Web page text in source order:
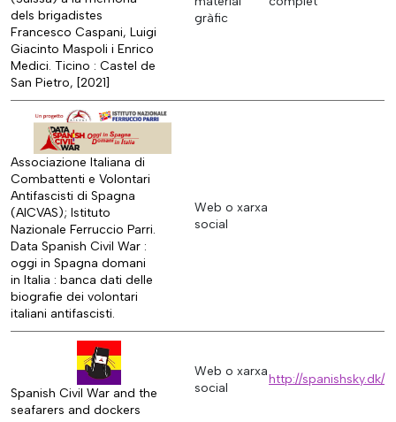
dels brigadistes
Francesco Caspani, Luigi
Giacinto Maspoli i Enrico
Medici. Ticino : Castel de
San Pietro, [2021]
gràfic
Associazione Italiana di
Combattenti e Volontari
Antifascisti di Spagna
(AICVAS); Istituto
Nazionale Ferruccio Parri.
Data Spanish Civil War :
oggi in Spagna domani
in Italia : banca dati delle
biografie dei volontari
italiani antifascisti.
Web o xarxa
social
Spanish Civil War and the
seafarers and dockers
Web o xarxa
social
http://spanishsky.dk/